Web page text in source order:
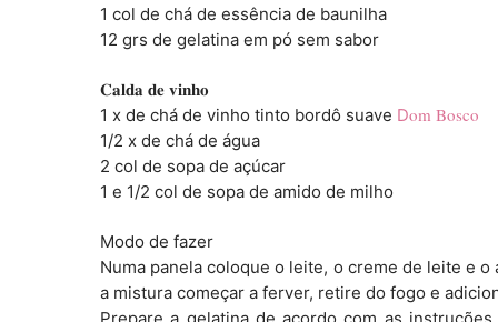
1 col de chá de essência de baunilha
12 grs de gelatina em pó sem sabor
𝐂𝐚𝐥𝐝𝐚 𝐝𝐞 𝐯𝐢𝐧𝐡𝐨
1 x de chá de vinho tinto bordô suave Dom Bosco
1/2 x de chá de água
2 col de sopa de açúcar
1 e 1/2 col de sopa de amido de milho
Modo de fazer
Numa panela coloque o leite, o creme de leite e
a mistura começar a ferver, retire do fogo e